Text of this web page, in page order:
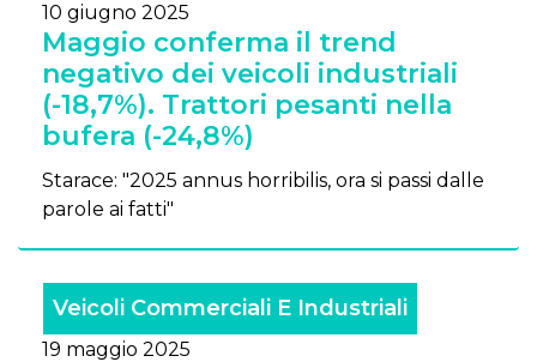
10 giugno 2025
Maggio conferma il trend
negativo dei veicoli industriali
(-18,7%). Trattori pesanti nella
bufera (-24,8%)
Starace: "2025 annus horribilis, ora si passi dalle
parole ai fatti"
Veicoli Commerciali E Industriali
19 maggio 2025